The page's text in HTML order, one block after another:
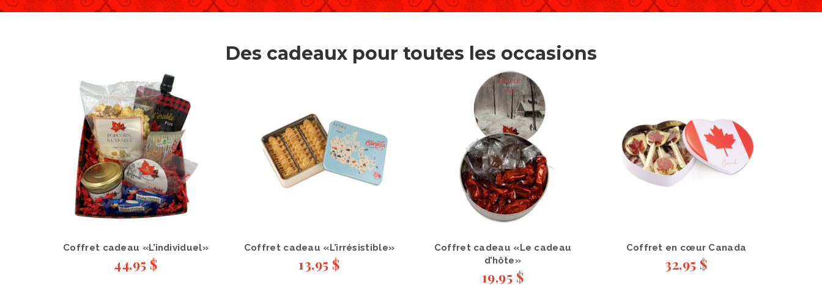
Des cadeaux pour toutes les occasions
Coffret cadeau «L’individuel»
44,95 $
Coffret cadeau «L’irrésistible»
13,95 $
Coffret cadeau «Le cadeau
d’hôte»
19,95 $
Coffret en cœur Canada
32,95 $